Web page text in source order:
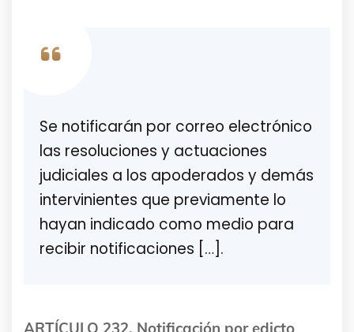
Se notificarán por correo electrónico
las resoluciones y actuaciones
judiciales a los apoderados y demás
intervinientes que previamente lo
hayan indicado como medio para
recibir notificaciones […].
ARTÍCULO 232. Notificación por edicto